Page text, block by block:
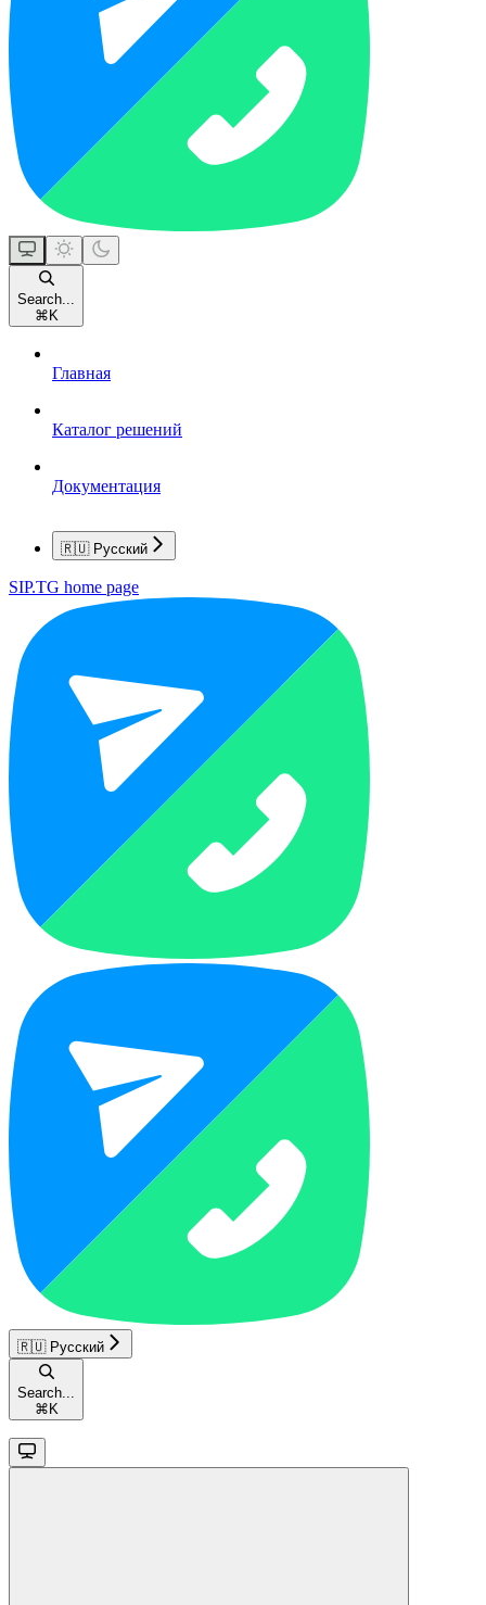
Search...
⌘ K
Главная
Каталог решений
Документация
🇷🇺 Русский
SIP.TG home page
🇷🇺 Русский
Search...
⌘ K